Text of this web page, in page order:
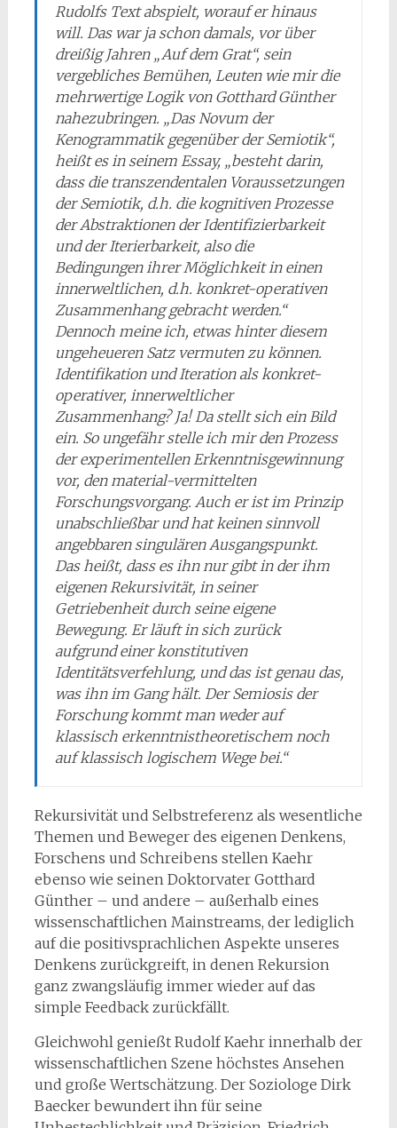
Rudolfs Text abspielt, worauf er hinaus
will. Das war ja schon damals, vor über
dreißig Jahren „Auf dem Grat“, sein
vergebliches Bemühen, Leuten wie mir die
mehrwertige Logik von Gotthard Günther
nahezubringen. „Das Novum der
Kenogrammatik gegenüber der Semiotik“,
heißt es in seinem Essay, „besteht darin,
dass die transzendentalen Voraussetzungen
der Semiotik, d.h. die kognitiven Prozesse
der Abstraktionen der Identifizierbarkeit
und der Iterierbarkeit, also die
Bedingungen ihrer Möglichkeit in einen
innerweltlichen, d.h. konkret-operativen
Zusammenhang gebracht werden.“
Dennoch meine ich, etwas hinter diesem
ungeheueren Satz vermuten zu können.
Identifikation und Iteration als konkret-
operativer, innerweltlicher
Zusammenhang? Ja! Da stellt sich ein Bild
ein. So ungefähr stelle ich mir den Prozess
der experimentellen Erkenntnisgewinnung
vor, den material-vermittelten
Forschungsvorgang. Auch er ist im Prinzip
unabschließbar und hat keinen sinnvoll
angebbaren singulären Ausgangspunkt.
Das heißt, dass es ihn nur gibt in der ihm
eigenen Rekursivität, in seiner
Getriebenheit durch seine eigene
Bewegung. Er läuft in sich zurück
aufgrund einer konstitutiven
Identitätsverfehlung, und das ist genau das,
was ihn im Gang hält. Der Semiosis der
Forschung kommt man weder auf
klassisch erkenntnistheoretischem noch
auf klassisch logischem Wege bei.“
Rekursivität und Selbstreferenz als wesentliche
Themen und Beweger des eigenen Denkens,
Forschens und Schreibens stellen Kaehr
ebenso wie seinen Doktorvater Gotthard
Günther – und andere – außerhalb eines
wissenschaftlichen Mainstreams, der lediglich
auf die positivsprachlichen Aspekte unseres
Denkens zurückgreift, in denen Rekursion
ganz zwangsläufig immer wieder auf das
simple Feedback zurückfällt.
Gleichwohl genießt Rudolf Kaehr innerhalb der
wissenschaftlichen Szene höchstes Ansehen
und große Wertschätzung. Der Soziologe Dirk
Baecker bewundert ihn für seine